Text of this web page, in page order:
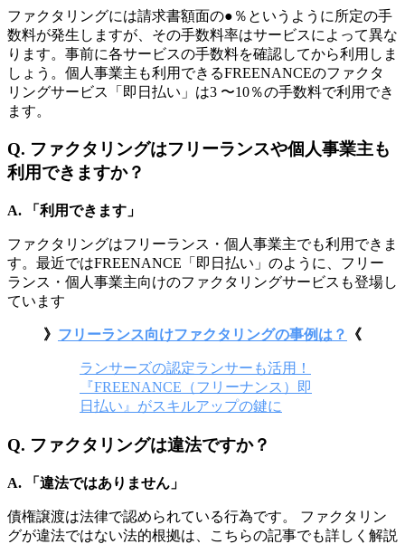
ファクタリングには請求書額面の●％というように所定の手
数料が発生しますが、その手数料率はサービスによって異な
ります。事前に各サービスの手数料を確認してから利用しま
しょう。個人事業主も利用できるFREENANCEのファクタ
リングサービス「即日払い」は3 〜10％の手数料で利用でき
ます。
Q. ファクタリングはフリーランスや個人事業主も
利用できますか？
A. 「利用できます」
ファクタリングはフリーランス・個人事業主でも利用できま
す。最近ではFREENANCE「即日払い」のように、フリー
ランス・個人事業主向けのファクタリングサービスも登場し
ています
》 フリーランス向けファクタリングの事例は？ 《
ランサーズの認定ランサーも活用！
『FREENANCE（フリーナンス）即
日払い』がスキルアップの鍵に
Q. ファクタリングは違法ですか？
A. 「違法ではありません」
債権譲渡は法律で認められている行為です。 ファクタリン
グが違法ではない法的根拠は、こちらの記事でも詳しく解説